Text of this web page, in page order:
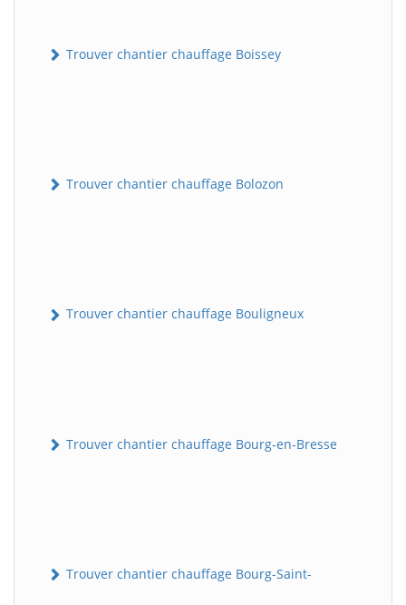
Trouver chantier chauffage Boissey
Trouver chantier chauffage Bolozon
Trouver chantier chauffage Bouligneux
Trouver chantier chauffage Bourg-en-Bresse
Trouver chantier chauffage Bourg-Saint-